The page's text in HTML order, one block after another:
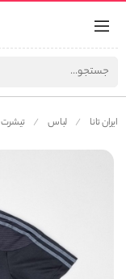
ایران تانا لباس تیشرت